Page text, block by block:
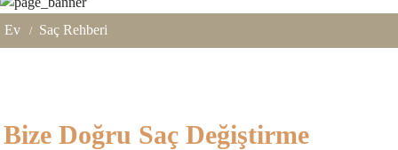
Saç Rehberi
Ev Saç Rehberi
Bize Doğru Saç Değiştirme